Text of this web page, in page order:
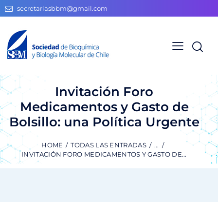
secretariasbbm@gmail.com
Invitación Foro
Medicamentos y Gasto de
Bolsillo: una Política Urgente
HOME TODAS LAS ENTRADAS
...
INVITACIÓN FORO MEDICAMENTOS Y GASTO DE...